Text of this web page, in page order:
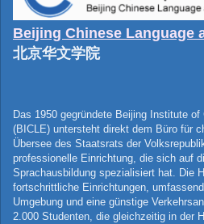
Beijing Chinese Language
北京华文学院
Das 1950 gegründete Beijing Institute
(BICLE) untersteht direkt dem Büro für
Übersee des Staatsrats der
professionelle Einrichtung, die sich auf
Sprachausbildung spezialisiert hat. Die
fortschrittliche Einrichtungen,
Umgebung und eine günstige
2.000 Studenten, die gleichzeitig in der